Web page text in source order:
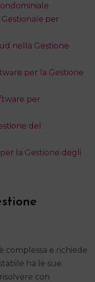
per
nella Gestione
per la Gestione
per
del
la Gestione degli
complessa e richiede
ha le sue
con